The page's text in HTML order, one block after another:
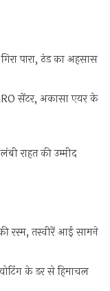
पारा, ठंड का अहसास
सेंटर, अकासा एयर के
राहत की उम्मीद
रस्म, तस्वीरें आई सामने
के डर से हिमाचल